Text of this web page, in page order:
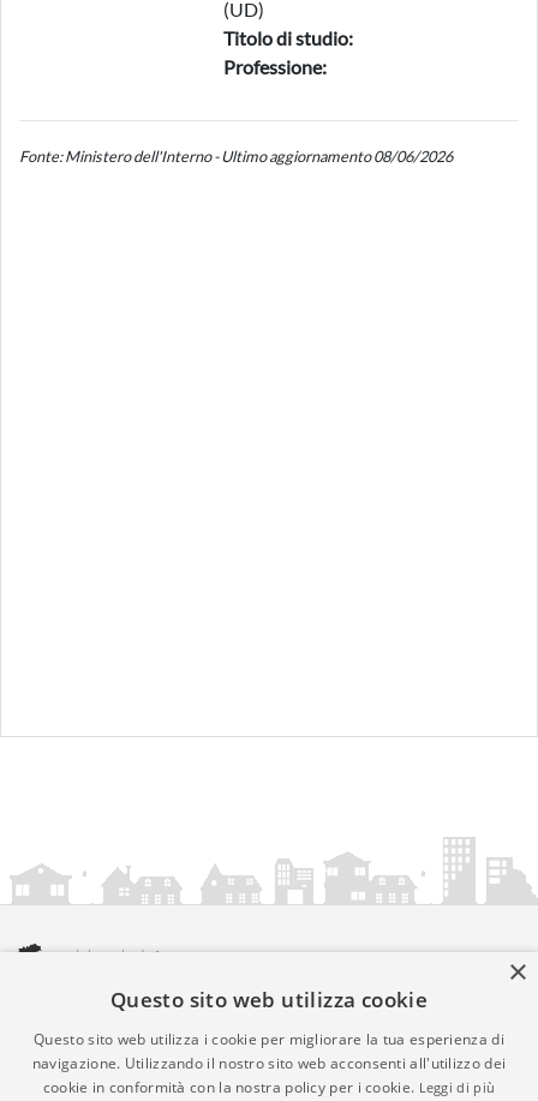
(UD)
Titolo di studio:
Professione:
Fonte: Ministero dell'Interno - Ultimo aggiornamento 08/06/2026
amministrazionicomunali.it è una iniziativa diartemedia.it
© Copyright MMXXIV - P.IVA 05400000724
Informazioni sul servizio |Informativa Privacy| Informativa
Cookies • Time 0.0105
×
Questo sito web utilizza cookie
Questo sito web utilizza i cookie per migliorare la tua esperienza di
navigazione. Utilizzando il nostro sito web acconsenti all'utilizzo dei
cookie in conformità con la nostra policy per i cookie. Leggi di più